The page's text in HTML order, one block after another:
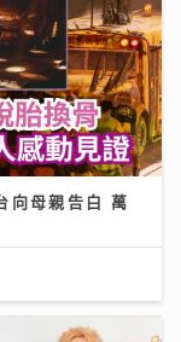
向母親告白 萬